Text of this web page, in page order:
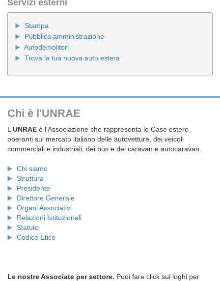
Servizi esterni
Stampa
Pubblica amministrazione
Autodemolitori
Trova la tua nuova auto estera
Chi è l'UNRAE
L'UNRAE è l'Associazione che rappresenta le Case estere
operanti sul mercato italiano delle autovetture, dei veicoli
commerciali e industriali, dei bus e dei caravan e autocaravan.
Chi siamo
Struttura
Presidente
Direttore Generale
Organi Associativi
Relazioni Istituzionali
Statuto
Codice Etico
Le nostre Associate per settore. Puoi fare click sui loghi per